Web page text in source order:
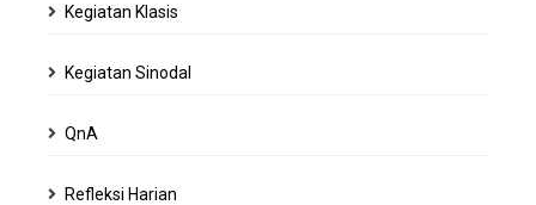
Kegiatan Klasis
Kegiatan Sinodal
QnA
Refleksi Harian